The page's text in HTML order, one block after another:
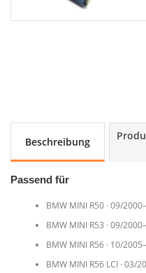
Beschreibung
Passend für
BMW MINI R50 · 09/
BMW MINI R53 · 09/
BMW MINI R56 · 10/
BMW MINI R56 LCI · 03/